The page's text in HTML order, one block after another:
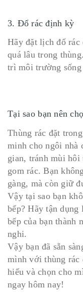
3. Đổ rác định kỳ
Hãy đặt lịch đổ rác
quá lâu trong
trì môi trường sống
Tại sao bạn nên
Thùng rác đặt
minh cho ngôi nhà
gian, tránh mùi
gom rác. Bạn
gàng, mà còn giữ
Vậy tại sao bạn
bếp? Hãy tận
bếp của bạn thành
nghi.
Vậy bạn đã sẵn
mình với thùng rác
hiểu và chọn cho
ngay hôm nay!